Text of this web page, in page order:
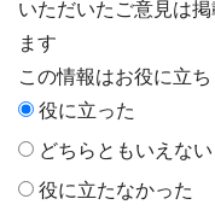
いただいたご意見は
ます
この情報はお役に立ち
役に立った
どちらともいえない
役に立たなかった